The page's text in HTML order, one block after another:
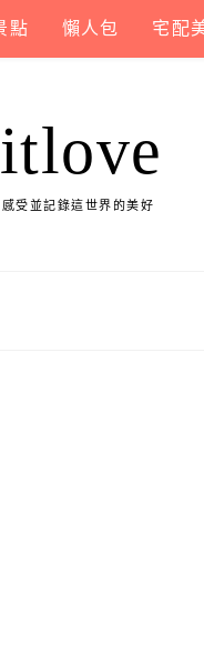
點 懶人包 宅配
受並記錄這世界的美好